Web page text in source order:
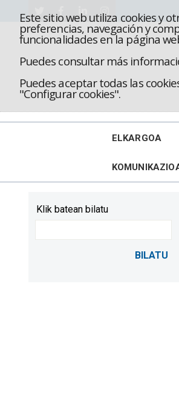
Este sitio web utiliza cookies y
preferencias, navegación y
funcionalidades en la página
Puedes consultar más
Puedes aceptar todas las
"Configurar cookies".
ELKARGOA
Klik batean bilatu